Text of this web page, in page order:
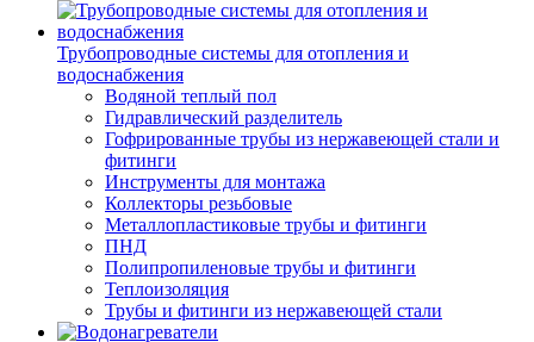
Трубопроводные системы для отопления и
водоснабжения
Водяной теплый пол
Гидравлический разделитель
Гофрированные трубы из нержавеющей стали и
фитинги
Инструменты для монтажа
Коллекторы резьбовые
Металлопластиковые трубы и фитинги
ПНД
Полипропиленовые трубы и фитинги
Теплоизоляция
Трубы и фитинги из нержавеющей стали